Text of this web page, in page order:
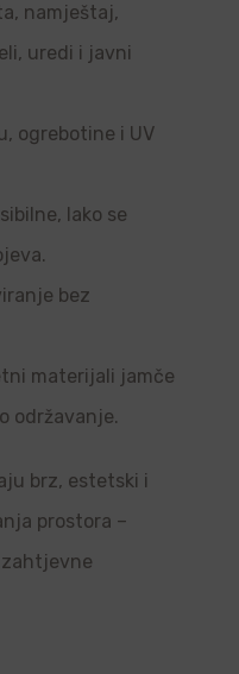
namještaj,
uredi i javni
ogrebotine i UV
lako se
bez
materijali jamče
održavanje.
brz, estetski i
prostora –